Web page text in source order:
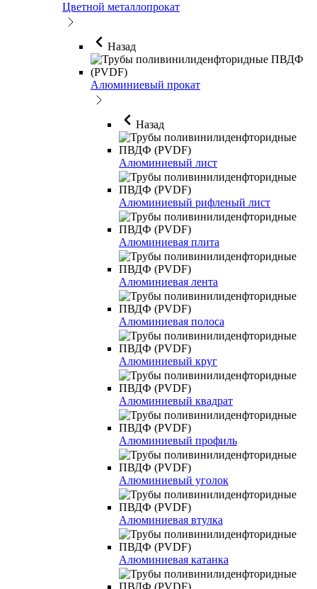
Цветной металлопрокат
Назад
Алюминиевый прокат
Назад
Алюминиевый лист
Алюминиевый рифленый лист
Алюминиевая плита
Алюминиевая лента
Алюминиевая полоса
Алюминиевый круг
Алюминиевый квадрат
Алюминиевый профиль
Алюминиевый уголок
Алюминиевая втулка
Алюминиевая катанка